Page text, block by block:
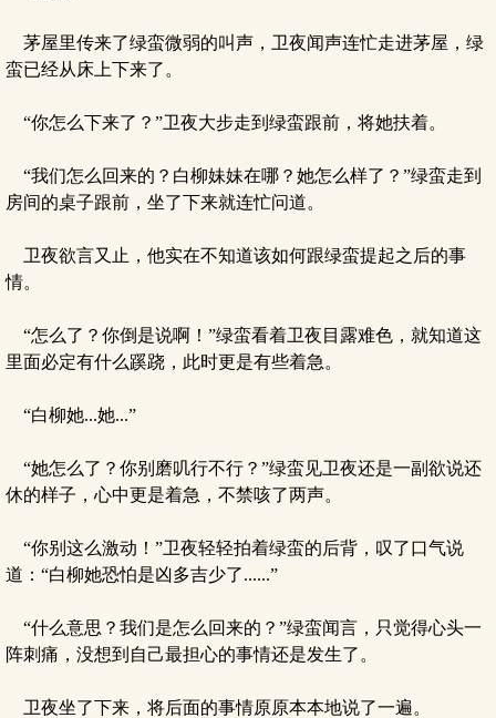
茅屋里传来了绿蛮微弱的叫声，卫夜闻声连忙走进茅屋，绿
蛮已经从床上下来了。
“你怎么下来了？”卫夜大步走到绿蛮跟前，将她扶着。
“我们怎么回来的？白柳妹妹在哪？她怎么样了？”绿蛮走到
房间的桌子跟前，坐了下来就连忙问道。
卫夜欲言又止，他实在不知道该如何跟绿蛮提起之后的事
情。
“怎么了？你倒是说啊！”绿蛮看着卫夜目露难色，就知道这
里面必定有什么蹊跷，此时更是有些着急。
“白柳她...她...”
“她怎么了？你别磨叽行不行？”绿蛮见卫夜还是一副欲说还
休的样子，心中更是着急，不禁咳了两声。
“你别这么激动！”卫夜轻轻拍着绿蛮的后背，叹了口气说
道：“白柳她恐怕是凶多吉少了......”
“什么意思？我们是怎么回来的？”绿蛮闻言，只觉得心头一
阵刺痛，没想到自己最担心的事情还是发生了。
卫夜坐了下来，将后面的事情原原本本地说了一遍。